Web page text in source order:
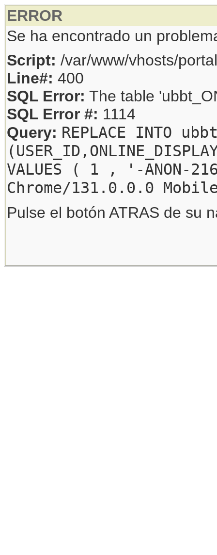
ERROR
Se ha encontrado un
Script: /var/www/vhosts/
Line#: 400
SQL Error: The table
SQL Error #: 1114
Query: REPLACE INTO
VALUES ( 1 , '-
Chrome/131.0.0.0
Pulse el botón ATRAS de su